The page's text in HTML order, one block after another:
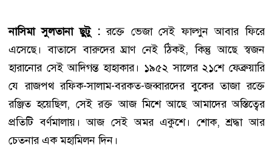
নাসিমা সুলতানা ছুটু :রক্তে ভেজা সেই ফাল্গুন আবার ফিরে
এসেছে। বাতাসে বারুদের ঘ্রাণ নেই ঠিকই, কিন্তু আছে স্বজন
হারানোর সেই আদিগন্ত হাহাকার। ১৯৫২ সালের ২১শে ফেব্রুয়ারি
যে রাজপথ রফিক-সালাম-বরকত-জব্বারদের বুকের তাজা রক্তে
রঞ্জিত হয়েছিল, সেই রক্ত আজ মিশে আছে আমাদের অস্তিত্বের
প্রতিটি বর্ণমালায়। আজ সেই অমর একুশে। শোক, শ্রদ্ধা আর
চেতনার এক মহামিলন দিন।